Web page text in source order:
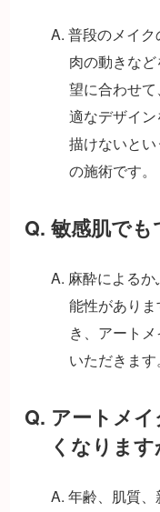
A. 普段のメイ
肉の動きな
望に合わせ
適なデザイ
描けないと
の施術です。
Q. 敏感肌で
A. 麻酔による
能性があり
き、アート
いただきます
Q. アートメ
くなります
A. 年齢、肌質